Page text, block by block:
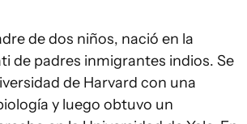
de dos niños, nació en la
de padres inmigrantes indios. Se
de Harvard con una
y luego obtuvo un